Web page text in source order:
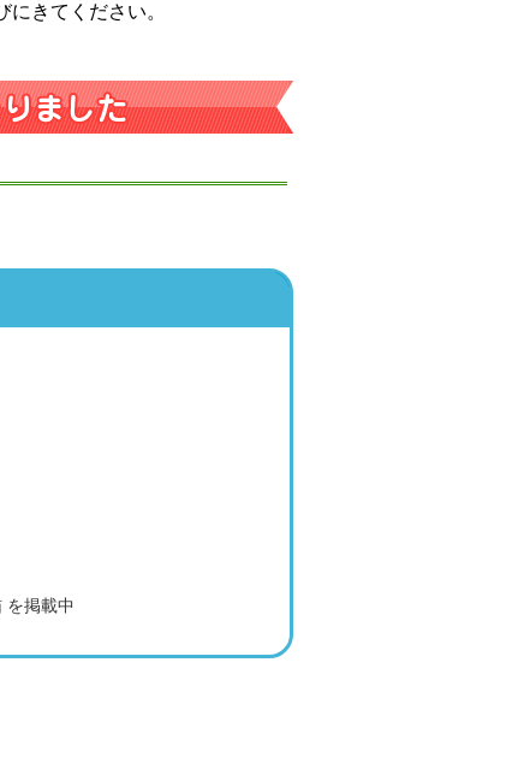
きてください。
を掲載中